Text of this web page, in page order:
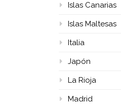
Islas Canarias
Islas Maltesas
Italia
Japón
La Rioja
Madrid